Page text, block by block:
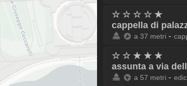
☆ ☆ ☆ ☆ ★
cappella di
a 37 metri -
☆ ☆ ★ ★ ★
assunta a via
a 57 metri -